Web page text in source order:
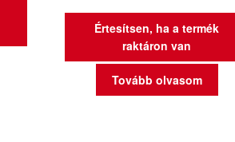
Értesítsen, ha a termék
raktáron van
Tovább olvasom